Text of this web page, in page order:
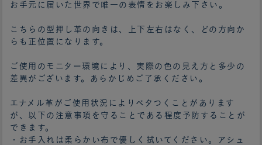
お手元に届いた世界で唯一の表情をお楽しみ下さい。
こちらの型押し革の向きは、上下左右はなく、どの方向か
らも正位置になります。
ご使用のモニター環境により、実際の色の見え方と多少の
差異がございます。あらかじめご了承ください。
エナメル革がご使用状況によりベタつくことがあります
が、以下の注意事項を守ることである程度予防することが
できます。
・お手入れは柔らかい布で優しく拭いてください。アシュ